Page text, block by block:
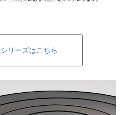
リーズはこちら